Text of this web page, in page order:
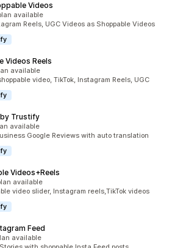
Videos
available
Reels, UGC Videos as Shoppable Videos
Videos Reels
available
video, TikTok, Instagram Reels, UGC
Trustify
available
Google Reviews with auto translation
Videos+Reels
available
video slider, Instagram reels,TikTok videos
Feed
available